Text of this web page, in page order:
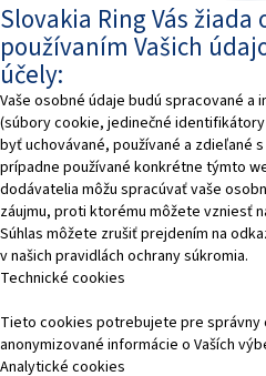
Slovakia Ring Vás žiada
používaním Vašich
účely:
Vaše osobné údaje budú spracované a
(súbory cookie, jedinečné identifikátory
byť uchovávané, používané a zdieľané
prípadne používané konkrétne týmto
dodávatelia môžu spracúvať vaše
záujmu, proti ktorému môžete vzniesť
Súhlas môžete zrušiť prejdením na
v našich pravidlách ochrany súkromia.
Technické cookies
Tieto cookies potrebujete pre správny
anonymizované informácie o Vaších
Analytické cookies